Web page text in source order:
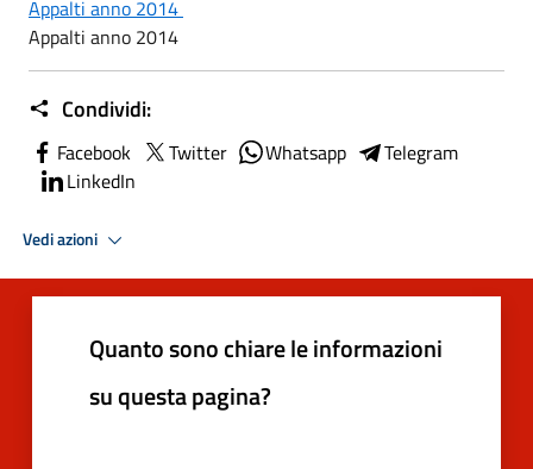
Appalti anno 2014
Appalti anno 2014
Condividi:
Facebook Twitter Whatsapp
Telegram
LinkedIn
Vedi azioni
Quanto sono chiare le informazioni
su questa pagina?